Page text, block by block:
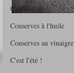
C'est l'hiver !
Conserves à l'huile
Conserves au vinaigre
C'est l'été !